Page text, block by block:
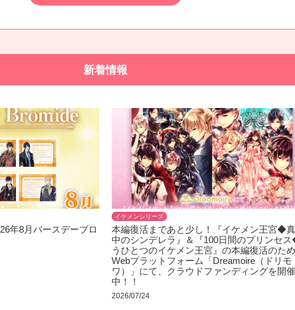
新着情報
年8月バースデーブロ
イケメンシリーズ
本編復活まであと少し！『イケメン王宮◆
中のシンデレラ』＆『100日間のプリンセ
うひとつのイケメン王宮』の本編復活のため
Webプラットフォーム「Dreamoire（ドリモ
ワ）」にて、クラウドファンディングを開催
中！！
2026/07/24